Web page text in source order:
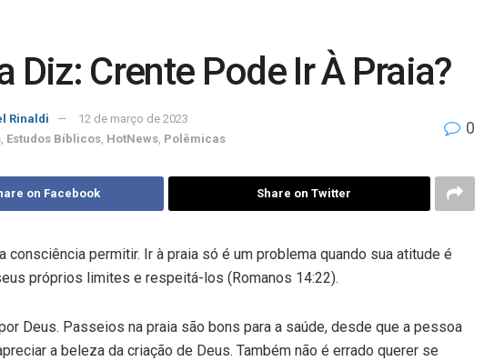
Diz: Crente Pode Ir À Praia?
Rinaldi
12 de março de 2023
, Estudos Bíblicos, HotNews, Polêmicas
0
on Facebook Share on Twitter
consciência permitir. Ir à praia só é um problema quando sua atitude é
próprios limites e respeitá-los (Romanos 14:22).
Deus. Passeios na praia são bons para a saúde, desde que a pessoa
a beleza da criação de Deus. Também não é errado querer se